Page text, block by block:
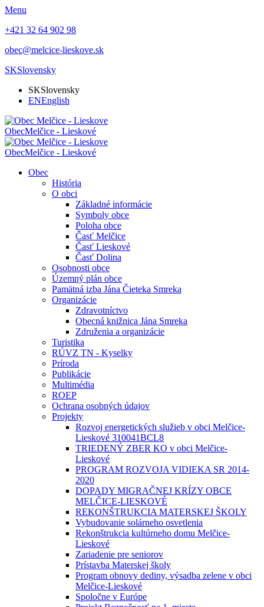
Menu
+421 32 64 902 98
obec@melcice-lieskove.sk
SKSlovensky
SKSlovensky
ENEnglish
ObecMelčice - Lieskové
ObecMelčice - Lieskové
Obec
História
O obci
Základné informácie
Symboly obce
Poloha obce
Časť Melčice
Časť Lieskové
Časť Dolina
Osobnosti obce
Územný plán obce
Pamätná izba Jána Čieteka Smreka
Organizácie
Zdravotníctvo
Obecná knižnica Jána Smreka
Združenia a organizácie
Turistika
RÚVZ TN - Kyselky
Príroda
Publikácie
Multimédia
ROEP
Ochrana osobných údajov
Projekty
Rozvoj energetických služieb v obci Melčice-
Lieskové 310041BCL8
TRIEDENÝ ZBER KO v obci Melčice-
Lieskové
PROGRAM ROZVOJA VIDIEKA SR 2014-
2020
DOPADY MIGRAČNEJ KRÍZY OBCE
MELČICE-LIESKOVÉ
REKONŠTRUKCIA MATERSKEJ ŠKOLY
Vybudovanie solárneho osvetlenia
Rekonštrukcia kultúrneho domu Melčice-
Lieskové
Zariadenie pre seniorov
Prístavba Materskej školy
Program obnovy dediny, výsadba zelene v obci
Melčice-Lieskové
Spoločne v Európe